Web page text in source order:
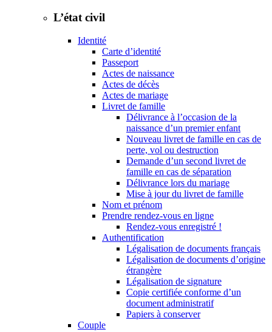
L’état civil
Identité
Carte d’identité
Passeport
Actes de naissance
Actes de décès
Actes de mariage
Livret de famille
Délivrance à l’occasion de la
naissance d’un premier enfant
Nouveau livret de famille en cas de
perte, vol ou destruction
Demande d’un second livret de
famille en cas de séparation
Délivrance lors du mariage
Mise à jour du livret de famille
Nom et prénom
Prendre rendez-vous en ligne
Rendez-vous enregistré !
Authentification
Légalisation de documents français
Légalisation de documents d’origine
étrangère
Légalisation de signature
Copie certifiée conforme d’un
document administratif
Papiers à conserver
Couple